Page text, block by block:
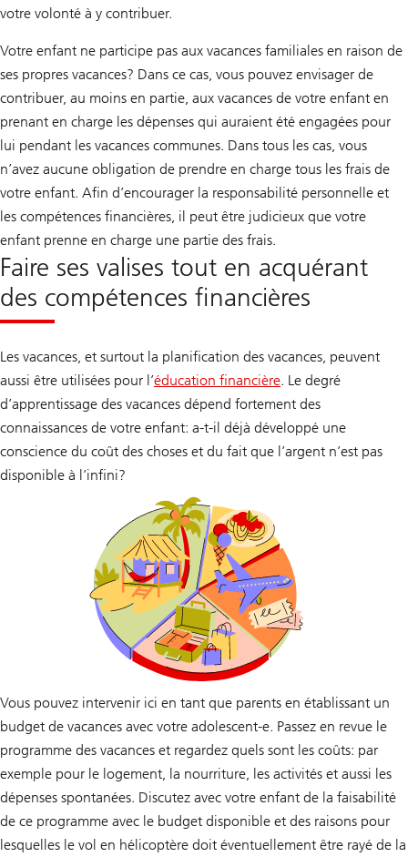
votre volonté à y contribuer.
Votre enfant ne participe pas aux vacances familiales en raison de
ses propres vacances? Dans ce cas, vous pouvez envisager de
contribuer, au moins en partie, aux vacances de votre enfant en
prenant en charge les dépenses qui auraient été engagées pour
lui pendant les vacances communes. Dans tous les cas, vous
n’avez aucune obligation de prendre en charge tous les frais de
votre enfant. Afin d’encourager la responsabilité personnelle et
les compétences financières, il peut être judicieux que votre
enfant prenne en charge une partie des frais.
Faire ses valises tout en acquérant
des compétences financières
Les vacances, et surtout la planification des vacances, peuvent
aussi être utilisées pour l’éducation financière. Le degré
d’apprentissage des vacances dépend fortement des
connaissances de votre enfant: a-t-il déjà développé une
conscience du coût des choses et du fait que l’argent n’est pas
disponible à l’infini?
Vous pouvez intervenir ici en tant que parents en établissant un
budget de vacances avec votre adolescent-e. Passez en revue le
programme des vacances et regardez quels sont les coûts: par
exemple pour le logement, la nourriture, les activités et aussi les
dépenses spontanées. Discutez avec votre enfant de la faisabilité
de ce programme avec le budget disponible et des raisons pour
lesquelles le vol en hélicoptère doit éventuellement être rayé de la